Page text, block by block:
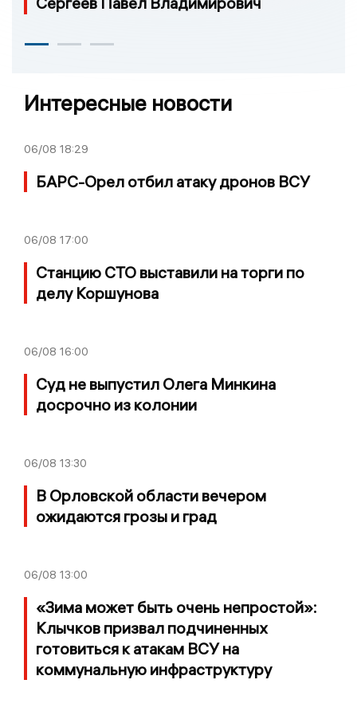
Интересные новости
06/08 18:29
БАРС-Орел отбил атаку дронов ВСУ
06/08 17:00
Станцию СТО выставили на торги по
делу Коршунова
06/08 16:00
Суд не выпустил Олега Минкина
досрочно из колонии
06/08 13:30
В Орловской области вечером
ожидаются грозы и град
06/08 13:00
«Зима может быть очень непростой»:
Клычков призвал подчиненных
готовиться к атакам ВСУ на
коммунальную инфраструктуру